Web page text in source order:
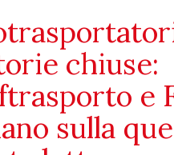
chiuse:
e
sulla